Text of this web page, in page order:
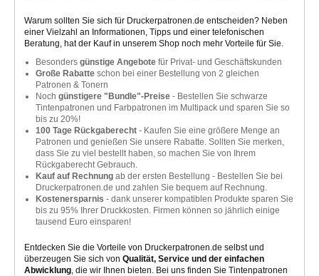
Warum sollten Sie sich für Druckerpatronen.de entscheiden? Neben
einer Vielzahl an Informationen, Tipps und einer telefonischen
Beratung, hat der Kauf in unserem Shop noch mehr Vorteile für Sie.
Besonders günstige Angebote für Privat- und Geschäftskunden
Große Rabatte schon bei einer Bestellung von 2 gleichen
Patronen & Tonern
Noch günstigere "Bundle"-Preise - Bestellen Sie schwarze
Tintenpatronen und Farbpatronen im Multipack und sparen Sie so
bis zu 20%!
100 Tage Rückgaberecht - Kaufen Sie eine größere Menge an
Patronen und genießen Sie unsere Rabatte. Sollten Sie merken,
dass Sie zu viel bestellt haben, so machen Sie von Ihrem
Rückgaberecht Gebrauch.
Kauf auf Rechnung ab der ersten Bestellung - Bestellen Sie bei
Druckerpatronen.de und zahlen Sie bequem auf Rechnung.
Kostenersparnis - dank unserer kompatiblen Produkte sparen Sie
bis zu 95% Ihrer Druckkosten. Firmen können so jährlich einige
tausend Euro einsparen!
Entdecken Sie die Vorteile von Druckerpatronen.de selbst und
überzeugen Sie sich von Qualität, Service und der einfachen
Abwicklung, die wir Ihnen bieten. Bei uns finden Sie Tintenpatronen